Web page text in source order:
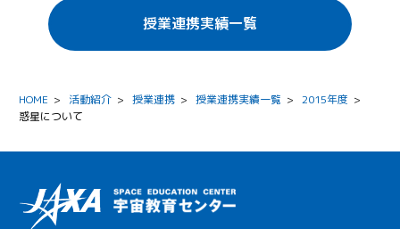
授業連携実績一覧
HOME > 活動紹介 > 授業連携 > 授業連携実績一覧 > 2015年度 >
惑星について